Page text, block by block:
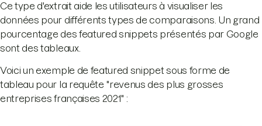
Ce type d'extrait aide les utilisateurs à visualiser les
données pour différents types de comparaisons. Un grand
pourcentage des featured snippets présentés par Google
sont des tableaux.
Voici un exemple de featured snippet sous forme de
tableau pour la requête "revenus des plus grosses
entreprises françaises 2021" :